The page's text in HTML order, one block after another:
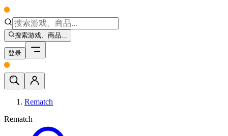
搜索游戏、商品...
登录
Rematch
Rematch